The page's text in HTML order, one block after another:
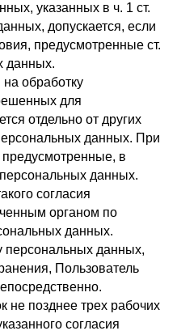
указанных в ч. 1 ст.
допускается, если
предусмотренные ст.
данных.
обработку
для
отдельно от других
данных. При
в
персональных данных.
согласия
органом по
данных.
персональных данных,
Пользователь
не позднее трех рабочих
согласия